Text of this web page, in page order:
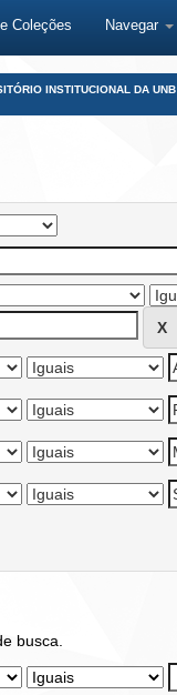
Coleções Navegar
INSTITUCIONAL DA UNB
busca.